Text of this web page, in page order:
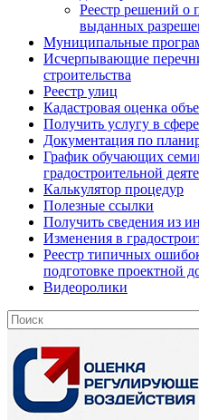
Реестр решений о
выданных
Муниципальные
Исчерпывающие
строительства
Реестр улиц
Кадастровая оценка
Получить услугу в
Документация по
График обучающих
градостроительной
Калькулятор процедур
Полезные ссылки
Получить сведения из
Изменения в
Реестр типичных
подготовке проектной
Видеоролики